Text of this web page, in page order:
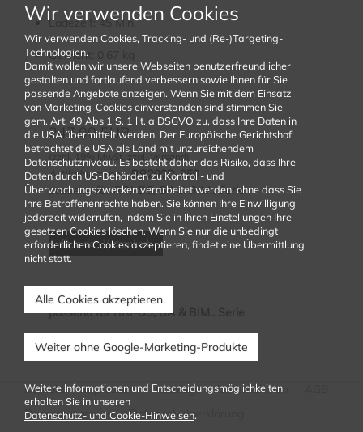
Wir verwenden Cookies
Wir verwenden Cookies, Tracking- und (Re-)Targeting-
Technologien.
Damit wollen wir unsere Webseiten benutzerfreundlicher
gestalten und fortlaufend verbessern sowie Ihnen für Sie
passende Angebote anzeigen. Wenn Sie mit dem Einsatz
von Marketing-Cookies einverstanden sind stimmen Sie
gem. Art. 49 Abs 1 S. 1 lit. a DSGVO zu, dass Ihre Daten in
die USA übermittelt werden. Der Europäische Gerichtshof
betrachtet die USA als Land mit unzureichendem
Datenschutzniveau. Es besteht daher das Risiko, dass Ihre
Daten durch US-Behörden zu Kontroll- und
Überwachungszwecken verarbeitet werden, ohne dass Sie
Ihre Betroffenenrechte haben. Sie können Ihre Einwilligung
jederzeit widerrufen, indem Sie in Ihren Einstellungen Ihre
gesetzen Cookies löschen. Wenn Sie nur die unbedingt
erforderlichen Cookies akzeptieren, findet eine Übermittlung
nicht statt.
Alle Cookies akzeptieren
Weiter ohne Google-Marketing-Produkte
Weitere Informationen und Entscheidungsmöglichkeiten
erhalten Sie in unseren
Datenschutz- und Cookie-Hinweisen.
Ladezeit: 45 Min.
Gewicht: 0,67 kg
247.00 EUR
(zzgl. 19% MwSt. zzgl. Versand)
Artikelnummer:BB200D-350
passend für RRI-BS, BA & BIM.. Serie
In den Warenkorb
passend für RRI-BS, BA & BIM.. Serie
Kontakt Impressum Kataloge Unternehmen
Reparaturservice
Datenschutzerklärung